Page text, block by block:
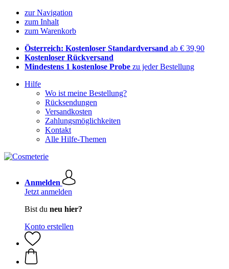
zur Navigation
zum Inhalt
zum Warenkorb
Österreich: Kostenloser Standardversand ab € 39,90
Kostenloser Rückversand
Mindestens 1 kostenlose Probe zu jeder Bestellung
Hilfe
Wo ist meine Bestellung?
Rücksendungen
Versandkosten
Zahlungsmöglichkeiten
Kontakt
Alle Hilfe-Themen
Anmelden
Jetzt anmelden
Bist du neu hier?
Konto erstellen